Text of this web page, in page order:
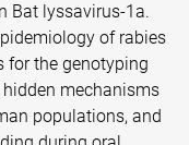
Bat lyssavirus-1a.
of rabies
for the genotyping
mechanisms
populations, and